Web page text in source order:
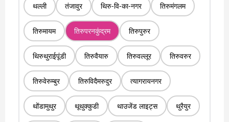
थल्ली तंजावुर थिरु-वि-का-नगर तिरुमंगलम
तिरुमायम तिरुपरनकुंद्रम तिरुपुरुर
थिरुथुराईपूंडी तिरुवैयारु तिरुवल्लूर तिरुवरुर
तिरुवेरुम्बुर तिरुविदैमरुदुर त्यागरायनगर
थोंडामुथुर थूथुक्कुडी थाउजेंड लाइट्स थुरैयुर